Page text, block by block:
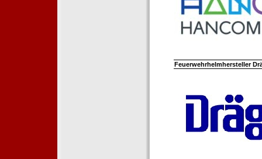
Feuerwehrhelmhersteller